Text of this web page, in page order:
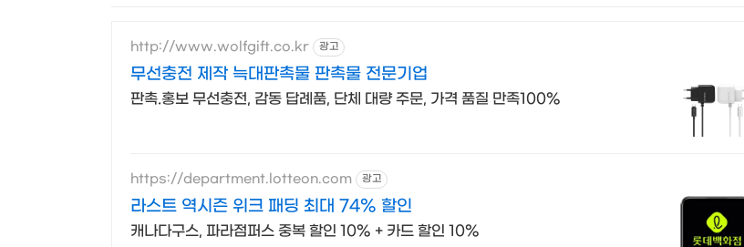
http://www.wolfgift.co.kr 광고
무선충전 제작 늑대판촉물 판촉물 전문기업
판촉.홍보 무선충전, 감동 답례품, 단체 대량 주문, 가격 품질 만족100%
https://department.lotteon.com 광고
라스트 역시즌 위크 패딩 최대 74% 할인
캐나다구스, 파라점퍼스 중복 할인 10% + 카드 할인 10%